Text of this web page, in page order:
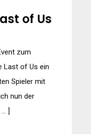
of Us
zum
Last of Us ein
Spieler mit
nun der
]